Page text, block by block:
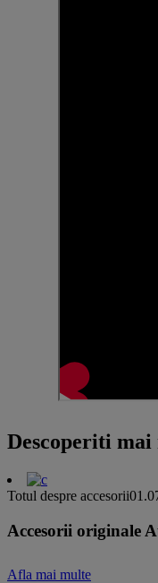
Descoperiti
Totul despre accesorii
Accesorii originale
Afla mai multe